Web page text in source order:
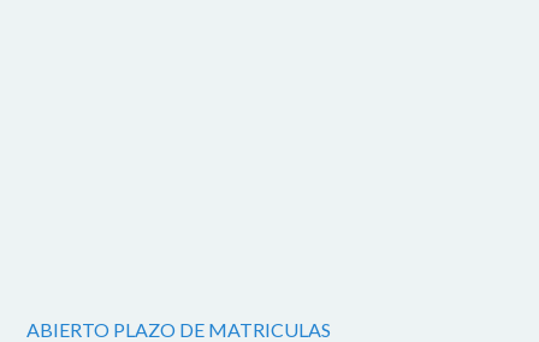
ABIERTO PLAZO DE MATRICULAS